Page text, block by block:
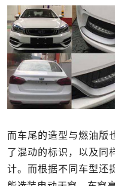
而车尾的造型与燃油版
了混动的标识，以及同
计。而根据不同车型还